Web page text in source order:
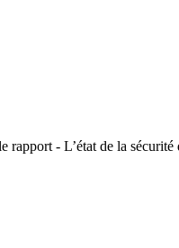
- L’état de la